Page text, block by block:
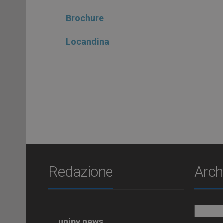
Brochure
Locandina
Redazione